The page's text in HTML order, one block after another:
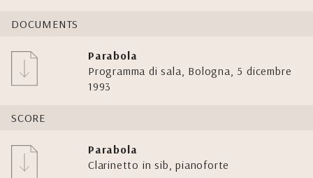
DOCUMENTS
Parabola
Programma di sala, Bologna, 5 dicembre
1993
SCORE
Parabola
Clarinetto in sib, pianoforte